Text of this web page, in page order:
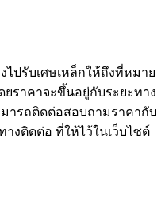
ไปรับเศษเหล็กให้ถึงที่หมาย
ราคาจะขึ้นอยู่กับระยะทาง
ารถติดต่อสอบถามราคากับ
งติดต่อ ที่ให้ไว้ในเว็บไซต์